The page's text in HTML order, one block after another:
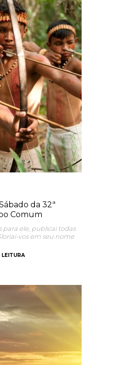
da 32ª
Comum
para ele, publicai todas
vos em seu nome
LEITURA